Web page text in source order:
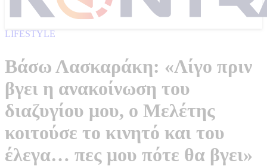
LIFESTYLE
Βάσω Λασκαράκη: «Λίγο πριν
βγει η ανακοίνωση του
διαζυγίου μου, ο Μελέτης
κοιτούσε το κινητό και του
έλεγα… πες μου πότε θα βγει»